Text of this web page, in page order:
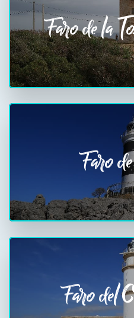
Faro de la
Faro
Faro del